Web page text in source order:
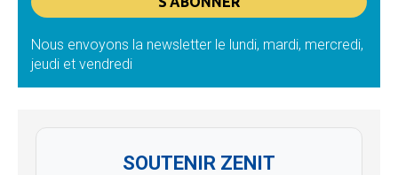
Nous envoyons la newsletter le lundi, mardi, mercredi,
jeudi et vendredi
SOUTENIR ZENIT